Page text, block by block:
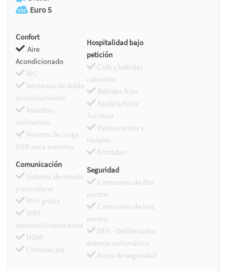
Euro 5
Confort
Aire
Acondicionado
WC
Ventanas de doble
acristalamiento
Asientos
reclinables
Puertos de carga
USB para asientos
Hospitalidad bajo
petición
Café y bebidas
calientes
Bebidas frías
Azafata/Guía
Turística
Restaurantes y
Hoteles
Entradas
Comunicación
Sistema de sonido
y micrófono
WiFi gratis
WIFI
opcional/costes extra
HDMI
Chromecast
Seguridad
Cinturones de dos
puntos
Cinturones de tres
puntos
DEA - Desfibrilador
externo automático
Arcos de seguridad